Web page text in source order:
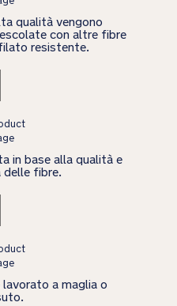
qualità vengono
con altre fibre
resistente.
in base alla qualità e
delle fibre.
a maglia o